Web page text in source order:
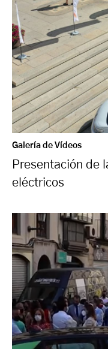
Galería de Vídeos
Presentación de
eléctricos